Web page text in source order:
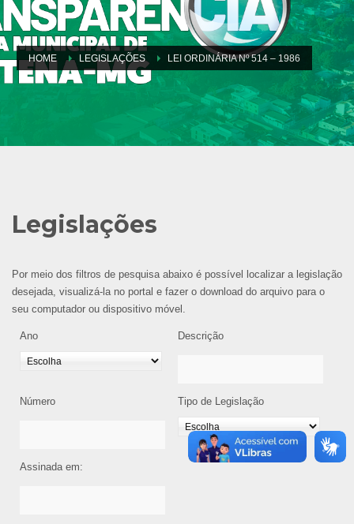
HOME LEGISLAÇÕES LEI ORDINÁRIA Nº 514 – 1986
Legislações
Por meio dos filtros de pesquisa abaixo é possível localizar a legislação
desejada, visualizá-la no portal e fazer o download do arquivo para o
seu computador ou dispositivo móvel.
Ano Descrição
Número Tipo de Legislação
Assinada em: